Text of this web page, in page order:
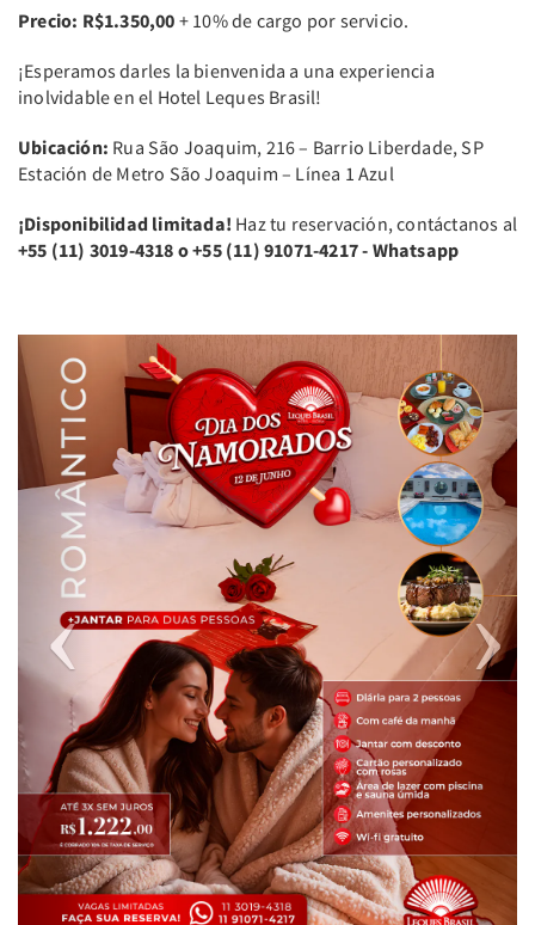
Precio: R$1.350,00 + 10% de cargo por servicio.
¡Esperamos darles la bienvenida a una experiencia
inolvidable en el Hotel Leques Brasil!
Ubicación: Rua São Joaquim, 216 – Barrio Liberdade, SP
Estación de Metro São Joaquim – Línea 1 Azul
¡Disponibilidad limitada! Haz tu reservación, contáctanos al
+55 (11) 3019-4318 o +55 (11) 91071-4217 - Whatsapp